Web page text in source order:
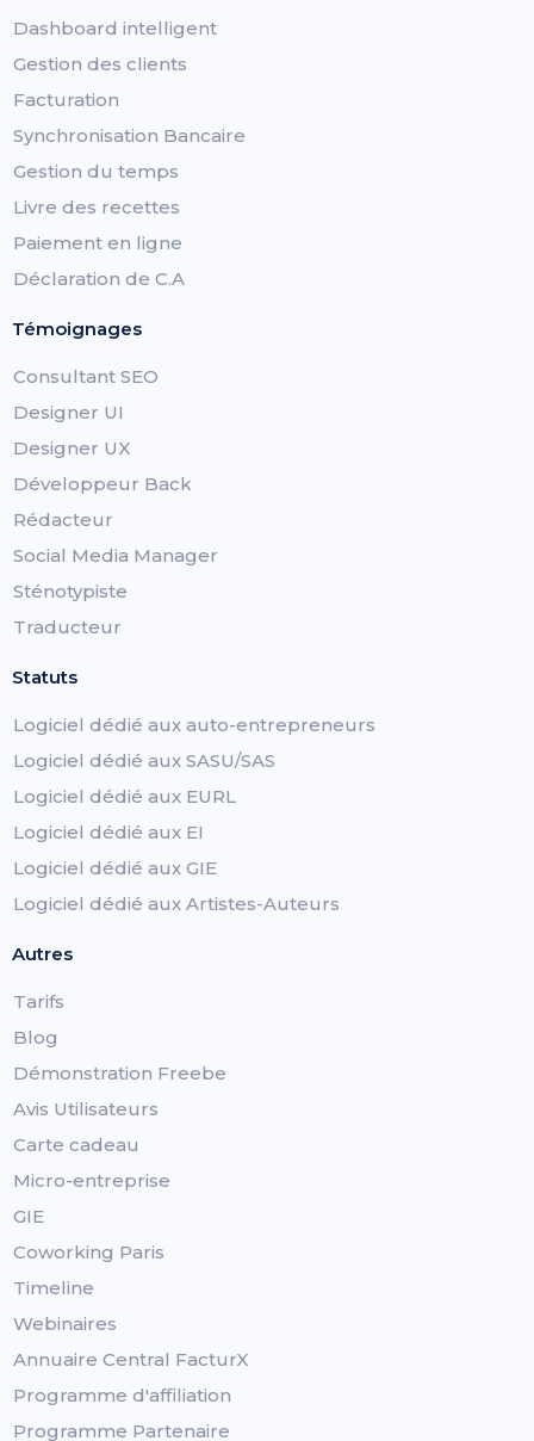
Dashboard intelligent
Gestion des clients
Facturation
Synchronisation Bancaire
Gestion du temps
Livre des recettes
Paiement en ligne
Déclaration de C.A
Témoignages
Consultant SEO
Designer UI
Designer UX
Développeur Back
Rédacteur
Social Media Manager
Sténotypiste
Traducteur
Statuts
Logiciel dédié aux auto-entrepreneurs
Logiciel dédié aux SASU/SAS
Logiciel dédié aux EURL
Logiciel dédié aux EI
Logiciel dédié aux GIE
Logiciel dédié aux Artistes-Auteurs
Autres
Tarifs
Blog
Démonstration Freebe
Avis Utilisateurs
Carte cadeau
Micro-entreprise
GIE
Coworking Paris
Timeline
Webinaires
Annuaire Central FacturX
Programme d'affiliation
Programme Partenaire